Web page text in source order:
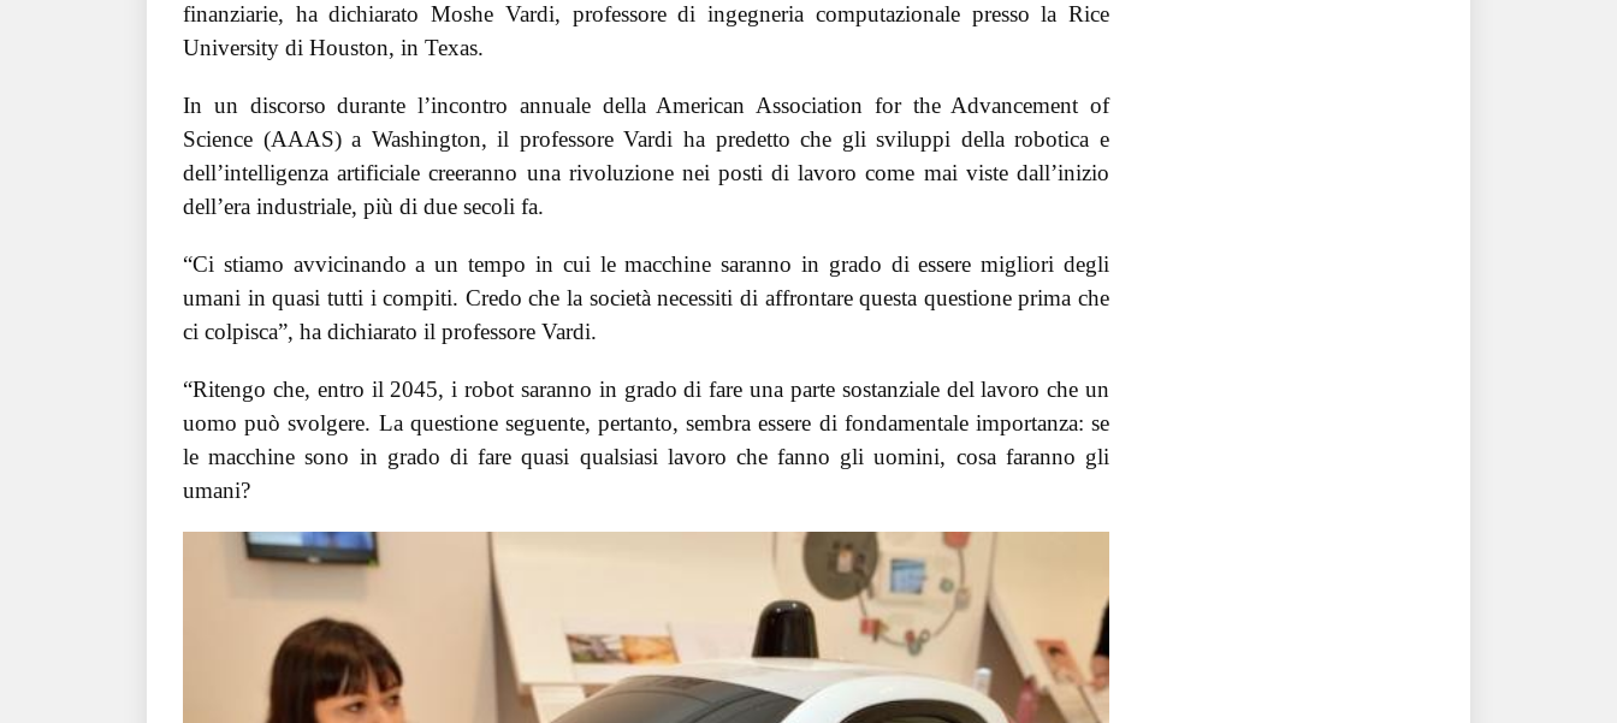
finanziarie, ha dichiarato Moshe Vardi, professore di ingegneria computazionale presso la Rice
University di Houston, in Texas.
In un discorso durante l’incontro annuale della American Association for the Advancement of
Science (AAAS) a Washington, il professore Vardi ha predetto che gli sviluppi della robotica e
dell’intelligenza artificiale creeranno una rivoluzione nei posti di lavoro come mai viste dall’inizio
dell’era industriale, più di due secoli fa.
“Ci stiamo avvicinando a un tempo in cui le macchine saranno in grado di essere migliori degli
umani in quasi tutti i compiti. Credo che la società necessiti di affrontare questa questione prima che
ci colpisca”, ha dichiarato il professore Vardi.
“Ritengo che, entro il 2045, i robot saranno in grado di fare una parte sostanziale del lavoro che un
uomo può svolgere. La questione seguente, pertanto, sembra essere di fondamentale importanza: se
le macchine sono in grado di fare quasi qualsiasi lavoro che fanno gli uomini, cosa faranno gli
umani?